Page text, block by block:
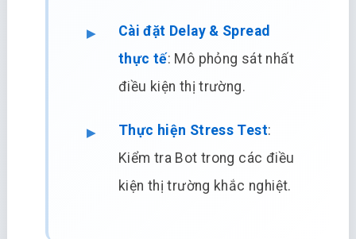
Cài đặt Delay & Spread
thực tế: Mô phỏng sát nhất
điều kiện thị trường.
Thực hiện Stress Test:
Kiểm tra Bot trong các điều
kiện thị trường khắc nghiệt.